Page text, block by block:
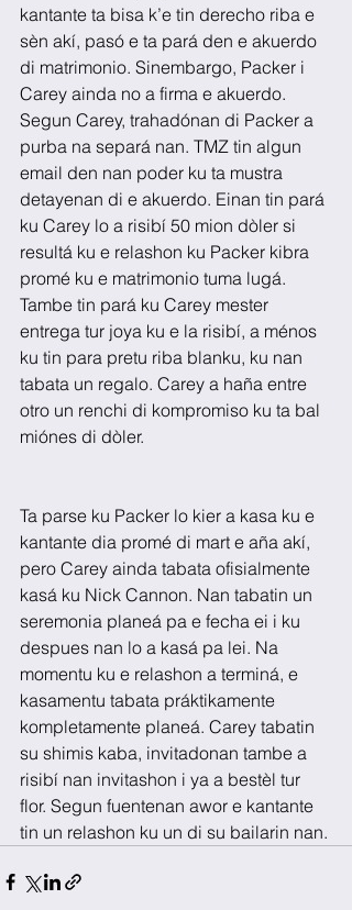
kantante ta bisa k’e tin derecho riba e
sèn akí, pasó e ta pará den e akuerdo
di matrimonio. Sinembargo, Packer i
Carey ainda no a firma e akuerdo.
Segun Carey, trahadónan di Packer a
purba na separá nan. TMZ tin algun
email den nan poder ku ta mustra
detayenan di e akuerdo. Einan tin pará
ku Carey lo a risibí 50 mion dòler si
resultá ku e relashon ku Packer kibra
promé ku e matrimonio tuma lugá.
Tambe tin pará ku Carey mester
entrega tur joya ku e la risibí, a ménos
ku tin para pretu riba blanku, ku nan
tabata un regalo. Carey a haña entre
otro un renchi di kompromiso ku ta bal
miónes di dòler.
Ta parse ku Packer lo kier a kasa ku e
kantante dia promé di mart e aña akí,
pero Carey ainda tabata ofisialmente
kasá ku Nick Cannon. Nan tabatin un
seremonia planeá pa e fecha ei i ku
despues nan lo a kasá pa lei. Na
momentu ku e relashon a terminá, e
kasamentu tabata práktikamente
kompletamente planeá. Carey tabatin
su shimis kaba, invitadonan tambe a
risibí nan invitashon i ya a bestèl tur
flor. Segun fuentenan awor e kantante
tin un relashon ku un di su bailarin nan.